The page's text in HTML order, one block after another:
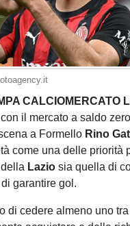
CALCIOMERCATO
il mercato a saldo
a Formello Rino
come una delle priorità
Lazio sia quella di
garantire gol.
di cedere almeno uno tra